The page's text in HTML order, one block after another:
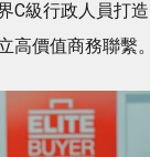
C級行政人員打
高價值商務聯繫。